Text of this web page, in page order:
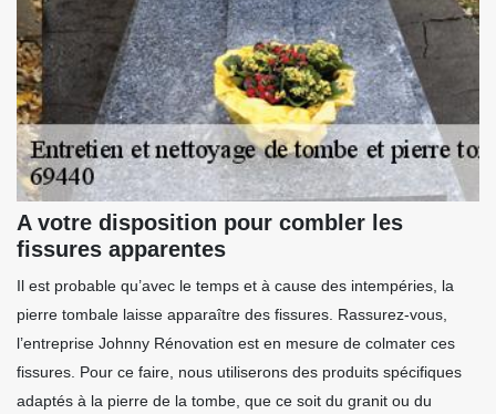
A votre disposition pour combler les
fissures apparentes
Il est probable qu’avec le temps et à cause des intempéries, la
pierre tombale laisse apparaître des fissures. Rassurez-vous,
l’entreprise Johnny Rénovation est en mesure de colmater ces
fissures. Pour ce faire, nous utiliserons des produits spécifiques
adaptés à la pierre de la tombe, que ce soit du granit ou du